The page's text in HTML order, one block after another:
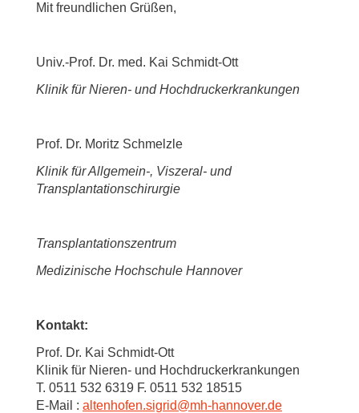
Mit freundlichen Grüßen,
Univ.-Prof. Dr. med. Kai Schmidt-Ott
Klinik für Nieren- und Hochdruckerkrankungen
Prof. Dr. Moritz Schmelzle
Klinik für Allgemein-, Viszeral- und
Transplantationschirurgie
Transplantationszentrum
Medizinische Hochschule Hannover
Kontakt:
Prof. Dr. Kai Schmidt-Ott
Klinik für Nieren- und Hochdruckerkrankungen
T. 0511 532 6319 F. 0511 532 18515
E-Mail : altenhofen.sigrid@mh-hannover.de